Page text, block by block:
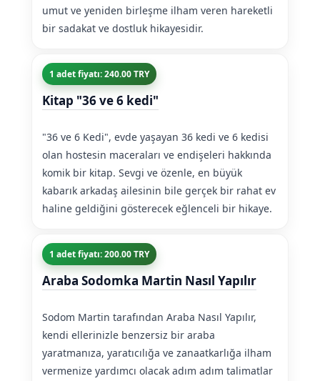
umut ve yeniden birleşme ilham veren hareketli
bir sadakat ve dostluk hikayesidir.
1 adet fiyatı: 240.00 TRY
Kitap "36 ve 6 kedi"
"36 ve 6 Kedi", evde yaşayan 36 kedi ve 6 kedisi
olan hostesin maceraları ve endişeleri hakkında
komik bir kitap. Sevgi ve özenle, en büyük
kabarık arkadaş ailesinin bile gerçek bir rahat ev
haline geldiğini gösterecek eğlenceli bir hikaye.
1 adet fiyatı: 200.00 TRY
Araba Sodomka Martin Nasıl Yapılır
Sodom Martin tarafından Araba Nasıl Yapılır,
kendi ellerinizle benzersiz bir araba
yaratmanıza, yaratıcılığa ve zanaatkarlığa ilham
vermenize yardımcı olacak adım adım talimatlar